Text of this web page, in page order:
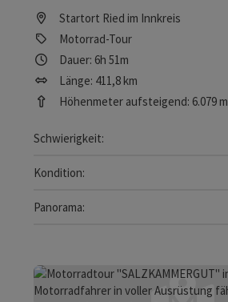
Startort Ried im Innkreis
Motorrad-Tour
Dauer: 6h 51m
Länge: 411,8 km
Höhenmeter aufsteigend: 6.079 m
Schwierigkeit:
Schwer
Kondition:
Schwer
Panorama:
Tolles Panorama